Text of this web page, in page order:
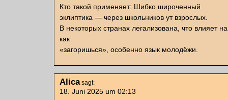
Кто такой применяет: Шибко широченный
эклиптика — через школьников ут взрослых.
В некоторых странах легализована, что влияет
как
«загоришься», особенно язык молодёжи.
Alica sagt:
18. Juni 2025 um 02:13